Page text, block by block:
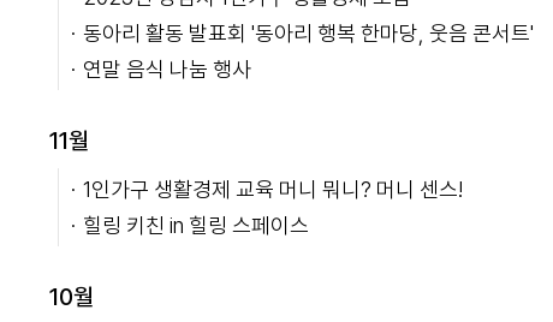
동아리 활동 발표회 '동아리 행복 한마당, 웃음 콘서트'
연말 음식 나눔 행사
11월
1인가구 생활경제 교육 머니 뭐니? 머니 센스!
힐링 키친 in 힐링 스페이스
10월